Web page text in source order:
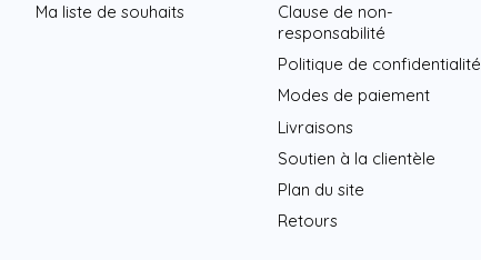
Ma liste de souhaits
Clause de non-
responsabilité
Politique de confidentialité
Modes de paiement
Livraisons
Soutien à la clientèle
Plan du site
Retours